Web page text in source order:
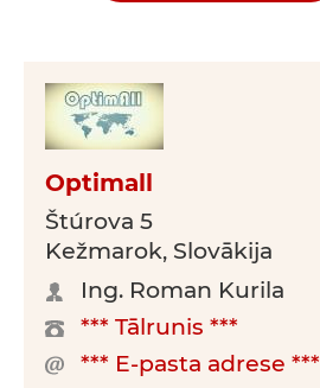
Optimall
Štúrova 5
Kežmarok, Slovākija
Ing. Roman Kurila
*** Tālrunis ***
*** E-pasta adrese ***